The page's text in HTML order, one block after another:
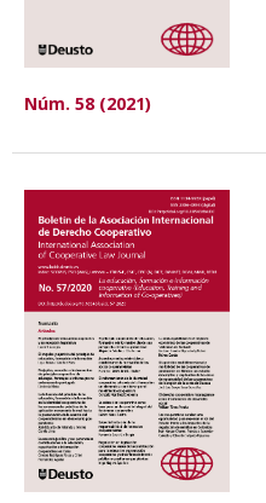
Núm. 58 (2021)